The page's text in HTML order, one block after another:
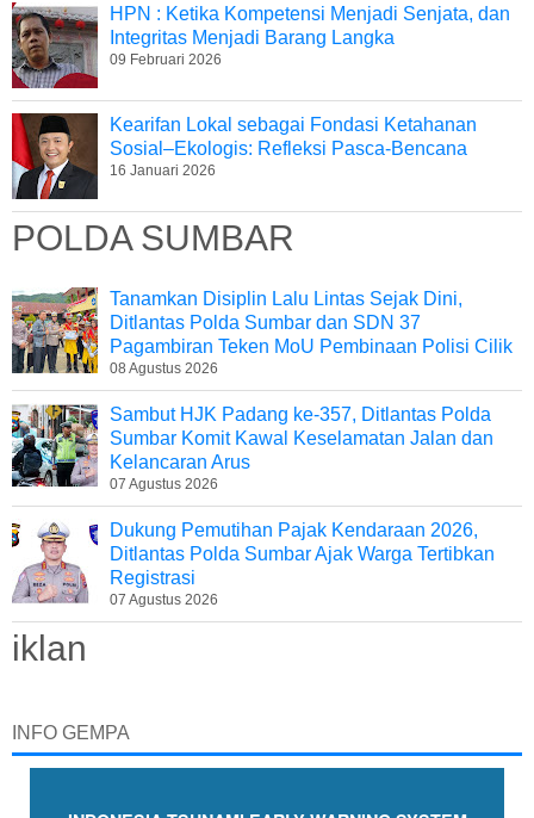
HPN : Ketika Kompetensi Menjadi Senjata, dan
Integritas Menjadi Barang Langka
09 Februari 2026
Kearifan Lokal sebagai Fondasi Ketahanan
Sosial–Ekologis: Refleksi Pasca-Bencana
16 Januari 2026
POLDA SUMBAR
Tanamkan Disiplin Lalu Lintas Sejak Dini,
Ditlantas Polda Sumbar dan SDN 37
Pagambiran Teken MoU Pembinaan Polisi Cilik
08 Agustus 2026
Sambut HJK Padang ke-357, Ditlantas Polda
Sumbar Komit Kawal Keselamatan Jalan dan
Kelancaran Arus
07 Agustus 2026
Dukung Pemutihan Pajak Kendaraan 2026,
Ditlantas Polda Sumbar Ajak Warga Tertibkan
Registrasi
07 Agustus 2026
iklan
INFO GEMPA